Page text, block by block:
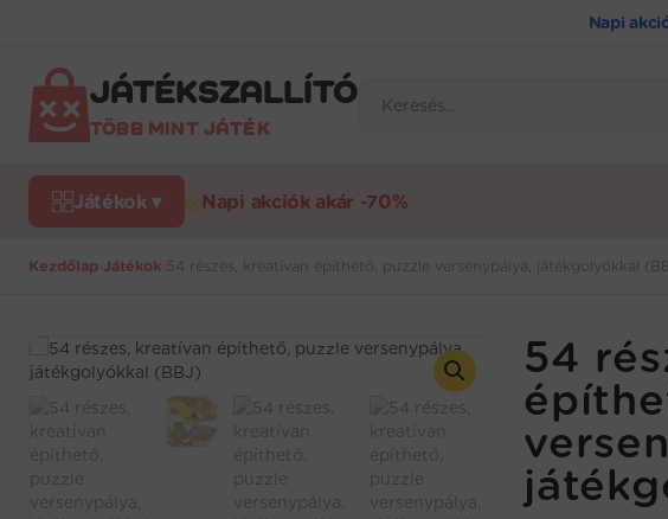
Napi
JÁTÉKSZALLÍTÓ
TÖBB MINT JÁTÉK
search
Játékok ▾ Napi akciók akár -70%
Kezdőlap Játékok 54 részes, kreatívan építhető, puzzle versenypálya, játékgolyókkal
54